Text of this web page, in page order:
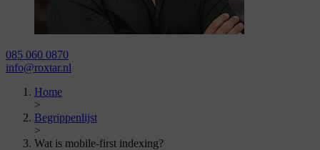
085 060 0870
info@roxtar.nl
Home
>
Begrippenlijst
>
Wat is mobile-first indexing?